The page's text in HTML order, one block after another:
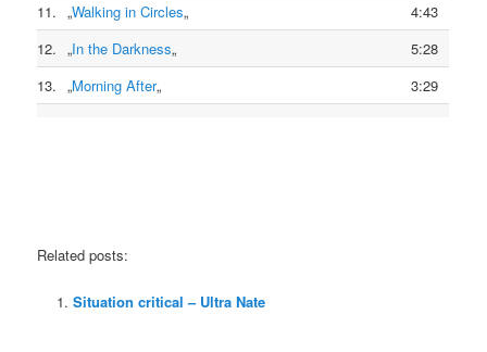
11. „Walking in Circles„
4:43
12. „In the Darkness„
5:28
13. „Morning After„ 3:29
Related posts:
Situation critical – Ultra Nate